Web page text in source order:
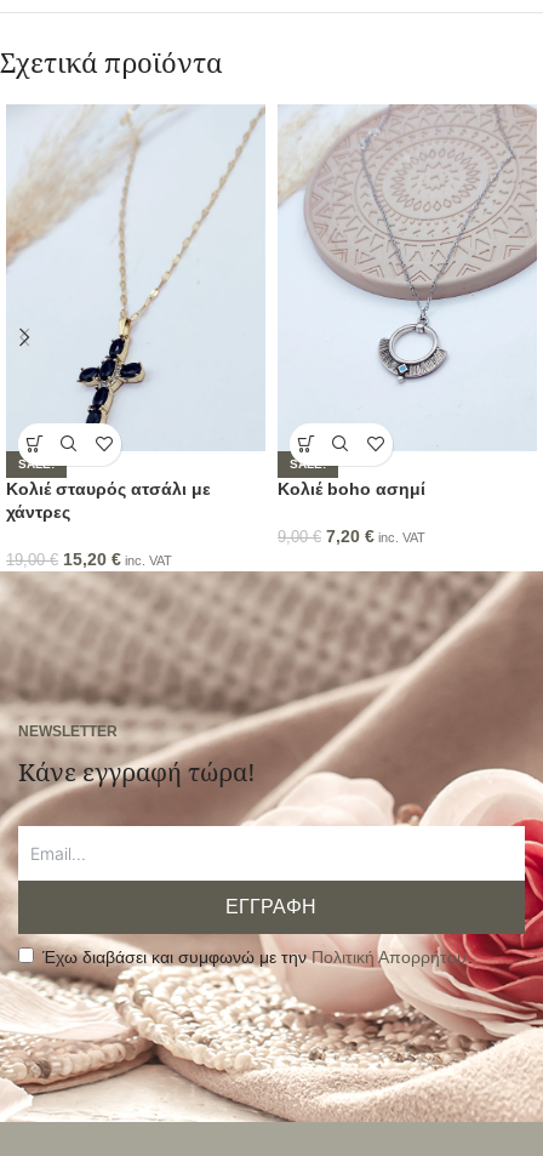
Σχετικά προϊόντα
SALE!
Κολιέ σταυρός ατσάλι με
χάντρες
19,00€ 15,20 € inc. VAT
SALE!
Κολιέ boho ασημί
9,00€ 7,20 € inc. VAT
NEWSLETTER
Κάνε εγγραφή τώρα!
ΕΓΓΡΑΦΗ
Έχω διαβάσει και συμφωνώ με τηνΠολιτική Απορρήτου.
Alternative: